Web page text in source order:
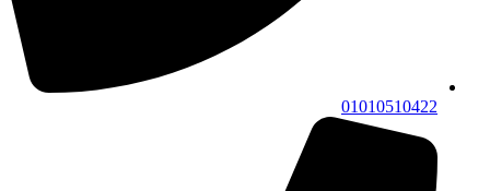
01010510422